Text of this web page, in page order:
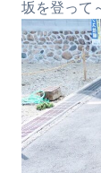
坂を登って